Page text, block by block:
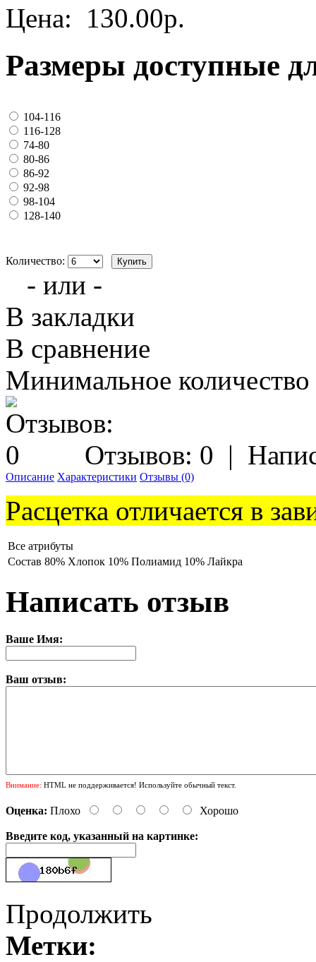
Цена: 130.00р.
Размеры доступные
104-116
116-128
74-80
80-86
86-92
92-98
98-104
128-140
Количество:
- или -
В закладки
В сравнение
Минимальное количество
Отзывов: 0 |
Описание Характеристики Отзывы (0)
Расцетка отличается в
Все атрибуты
Состав 80% Хлопок 10% Полиамид 10% Лайкра
Написать отзыв
Ваше Имя:
Ваш отзыв:
Внимание: HTML не поддерживается! Используйте обычный текст.
Оценка: Плохо Хорошо
Введите код, указанный на картинке:
Продолжить
Метки: